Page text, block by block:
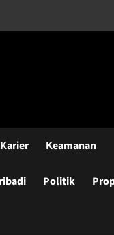
Karier Keamanan
Politik